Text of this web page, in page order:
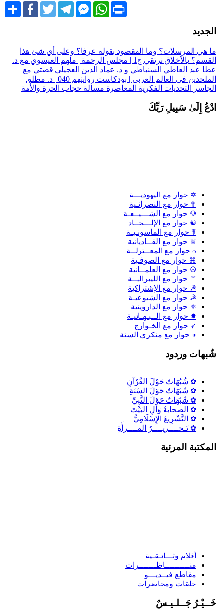
ShareFacebookTwitterTelegramFacebook
Messenger
WhatsApp Print
هي المرسلات؟ وما المقصود بقوله عرفا؟ وعلى أي شئ هذا
بالأخلاق نرتقي ج1 | مجلس الرحمة | ملهم العيسوي مع د.
عبد العاطي السنباطي و د. عماد الدين العجيلي قصتي مع
الملحدين في العالم العربي | بودكاست روايتهم 040 | د. مطلق
التحديات الفكرية المعاصرة مسألة حجاب الحرة والأمة
إِلَىٰ سَبِيلِ رَبِّكَ
✡ حوار مع اليهوديـــة
✟ حوار مع النصرانـية
☫ حوار مع الشـــيــعـة
☯ حوار مع الإلـــحــاد
☤ حوار مع الماسونـيـة
♕ حوار مع القــاديانية
ʊ حوار مع المعــتزلــة
⌘ حوار مع الصوفـية
☮ حوار مع العلمــانية
⚚ حوار مع الليبراليــة
☭ حوار مع الإشتراكية
☭ حوار مع الشيوعيـة
⚛ حوار مع الداروينية
✸ حوار مع الــبـهـائيـة
➶ حوار مع الخـوارج
◑ حوار مع منكري السنة
وردود
✿ شُبُهَاتٌ حَوْلَ القُرْآنِ
✿ شُبُهَاتٌ حَوْلَ السُنَةِ
✿ شُبُهَاتٌ حَوْلَ النَّبِيِّ
✿ الصحابةُ وَآلِ البَيْتَ
✿ التَّشْرِيعُ الإِسْلَامِيُّ
✿ تَـحــــريــــرُ المــــرأَةِ
المرئية
أفلام وثـــائـقـية
منــــــــــاظـــــــرات
مقاطع فيــديـــو
حلقات ومحاضرات
جَــلـيـسٌ